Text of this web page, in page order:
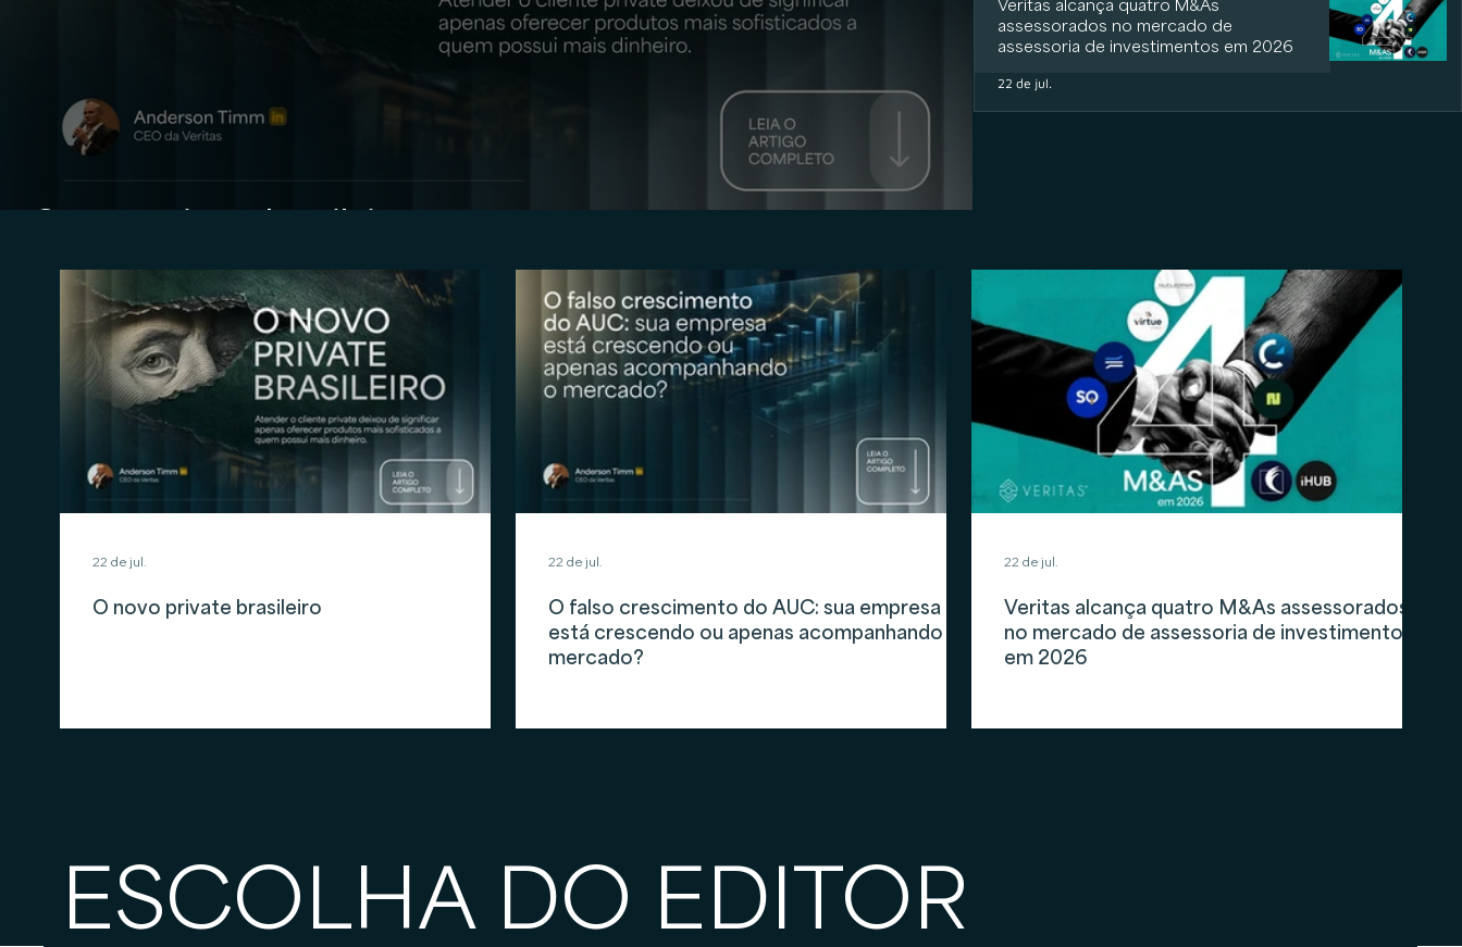
O novo private brasileiro
22 de jul.
O falso crescimento do AUC: sua empresa
está crescendo ou apenas acompanhando o
mercado?
22 de jul.
Veritas alcança quatro M&As assessorados
no mercado de assessoria de investimentos
em 2026
22 de jul.
O novo private brasileiro
Veritas alcança quatro M&As
assessorados no mercado de
assessoria de investimentos em 2026
22 de jul.
ESCOLHA DO EDITOR